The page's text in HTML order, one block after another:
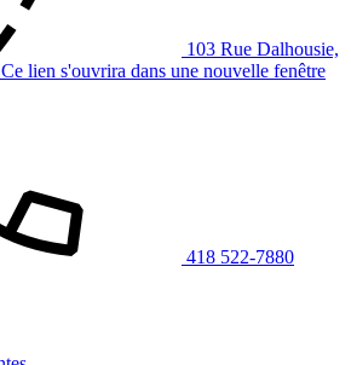
103 Rue Dalhousie,
Ce lien s'ouvrira dans une nouvelle fenêtre
418 522-7880